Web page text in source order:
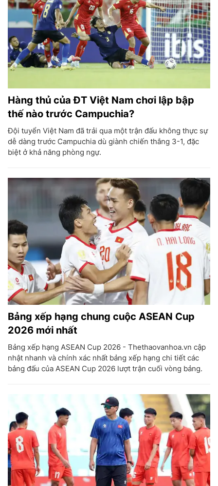
Hàng thủ của ĐT Việt Nam chơi lập bập
thế nào trước Campuchia?
Đội tuyển Việt Nam đã trải qua một trận đấu không thực sự
dễ dàng trước Campuchia dù giành chiến thắng 3-1, đặc
biệt ở khả năng phòng ngự.
Bảng xếp hạng chung cuộc ASEAN Cup
2026 mới nhất
Bảng xếp hạng ASEAN Cup 2026 - Thethaovanhoa.vn cập
nhật nhanh và chính xác nhất bảng xếp hạng chi tiết các
bảng đấu của ASEAN Cup 2026 lượt trận cuối vòng bảng.